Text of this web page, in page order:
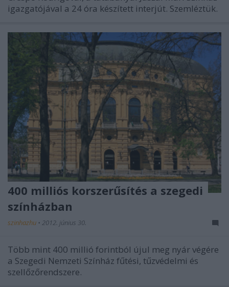
igazgatójával a 24 óra készített interjút. Szemléztük.
400 milliós korszerűsítés a szegedi
színházban
szinhazhu • 2012. június 30.
Több mint 400 millió forintból újul meg nyár végére
a Szegedi Nemzeti Színház fűtési, tűzvédelmi és
szellőzőrendszere.